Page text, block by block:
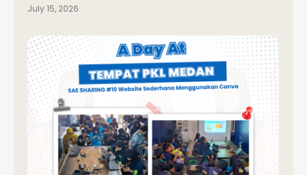
July 15, 2026